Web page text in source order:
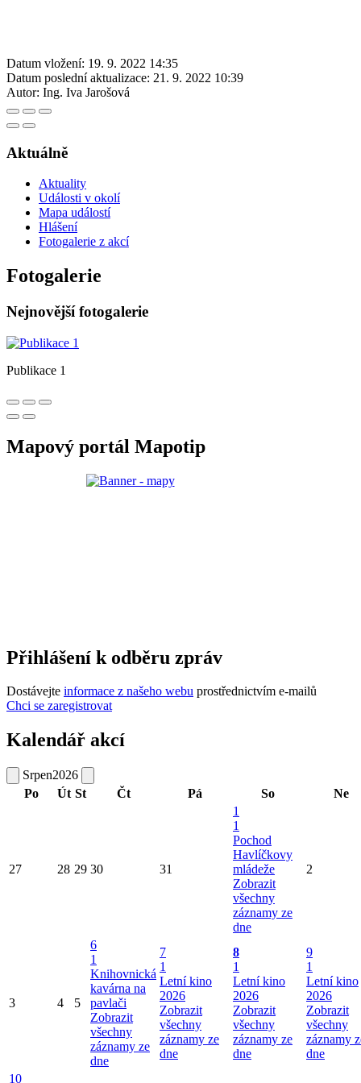
Datum vložení: 19. 9. 2022 14:35
Datum poslední aktualizace: 21. 9. 2022 10:39
Autor: Ing. Iva Jarošová
Aktuálně
Aktuality
Události v okolí
Mapa událostí
Hlášení
Fotogalerie z akcí
Fotogalerie
Nejnovější fotogalerie
Publikace 1
Mapový portál Mapotip
Přihlášení k odběru zpráv
Dostávejte informace z našeho webu prostřednictvím e-mailů
Chci se zaregistrovat
Kalendář akcí
Srpen2026
Po
Út St Čt Pá So Ne
27 28 29 30 31
1
1
Pochod
Havlíčkovy
mládeže
Zobrazit
všechny
záznamy ze
dne
2
3 4 5
6
1
Knihovnická
kavárna na
pavlači
Zobrazit
všechny
záznamy ze
dne
7
1
Letní kino
2026
Zobrazit
všechny
záznamy ze
dne
8
1
Letní kino
2026
Zobrazit
všechny
záznamy ze
dne
9
1
Letní kino
2026
Zobrazit
všechny
záznamy
dne
10